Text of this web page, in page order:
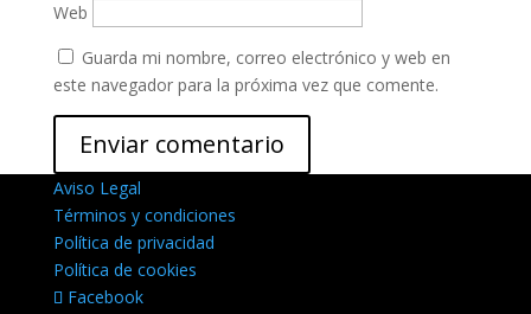
Web
Guarda mi nombre, correo electrónico y web en
este navegador para la próxima vez que comente.
Aviso Legal
Términos y condiciones
Política de privacidad
Política de cookies
Facebook